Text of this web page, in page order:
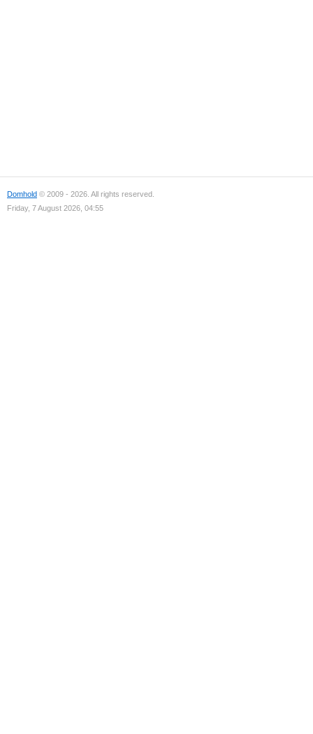
Domhold © 2009 - 2026. All rights reserved.
Friday, 7 August 2026, 04:55